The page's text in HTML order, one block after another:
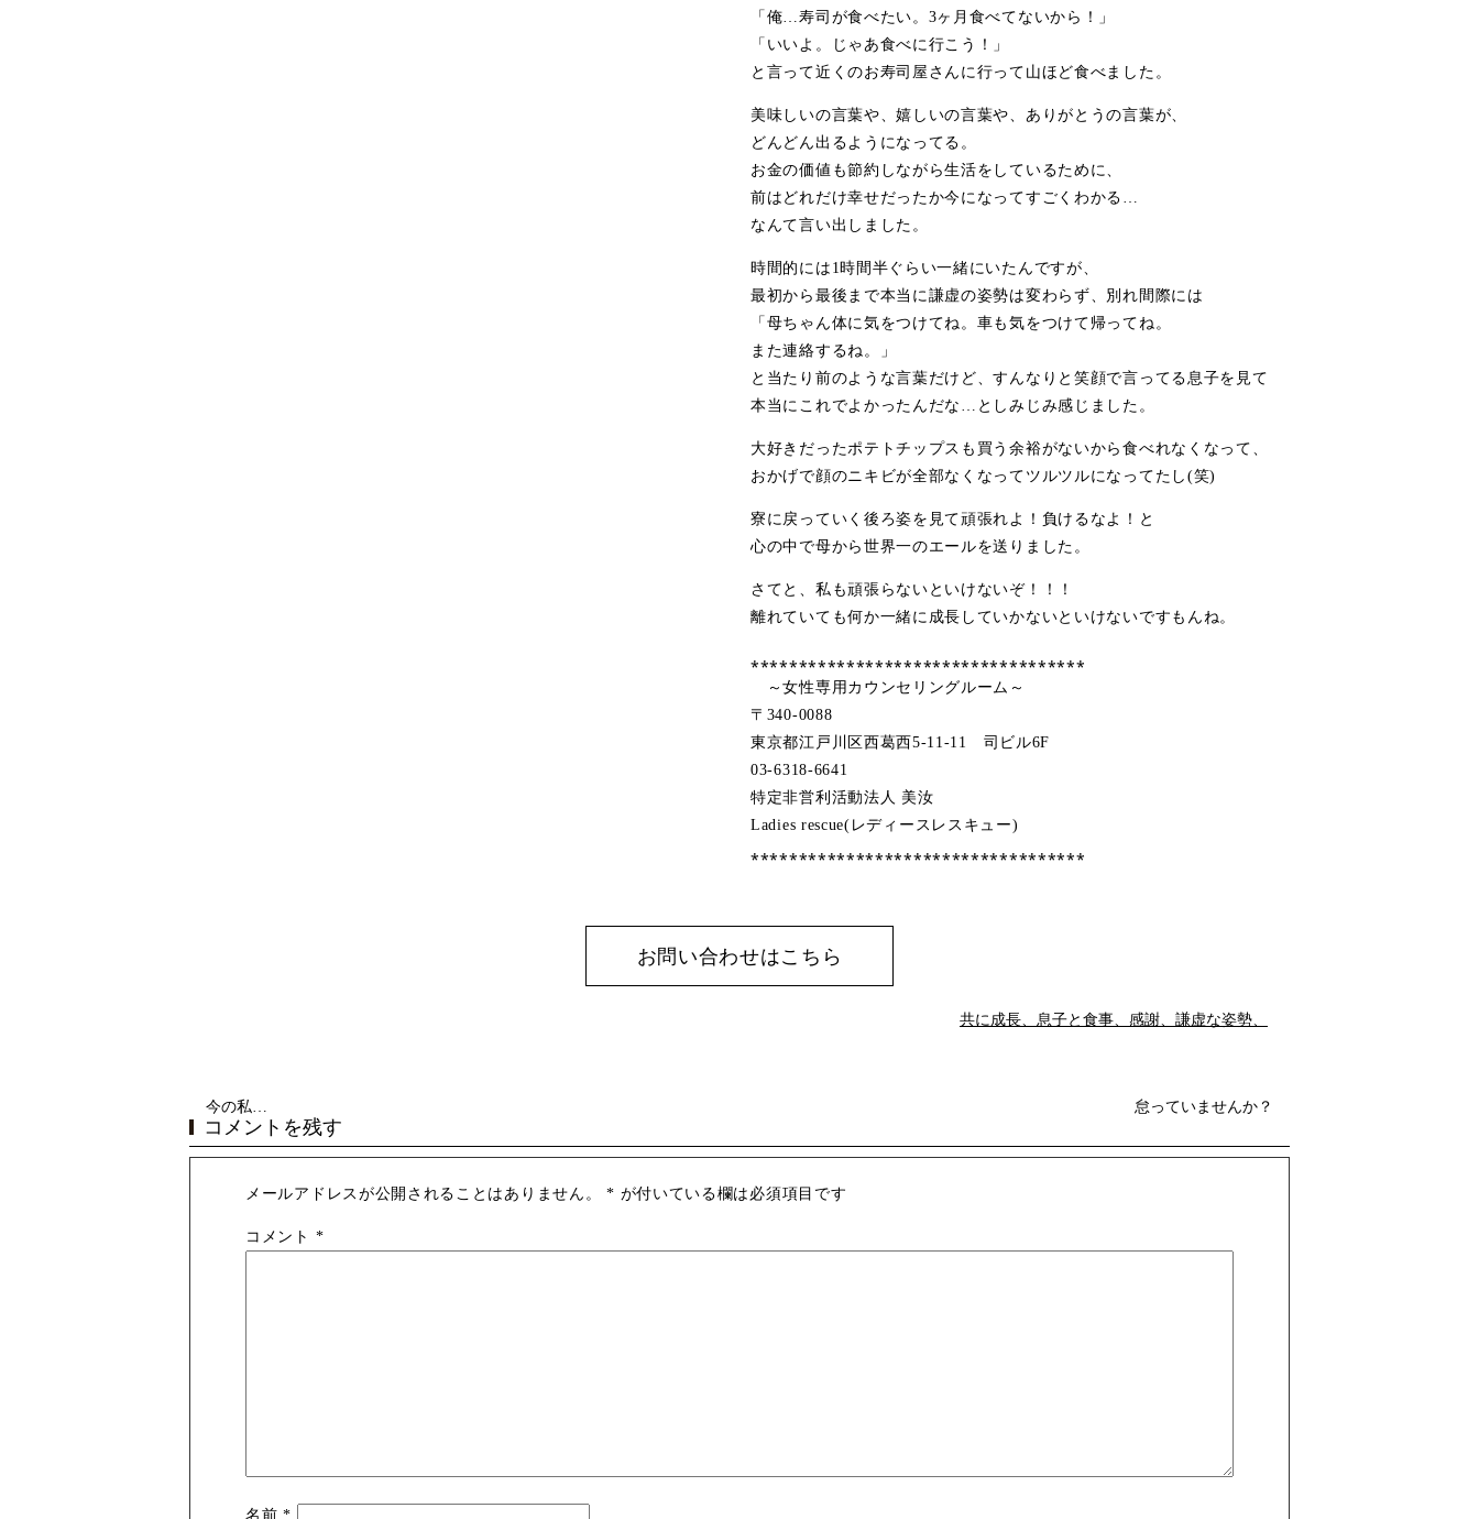
「俺…寿司が食べたい。3ヶ月食べてないから！」
「いいよ。じゃあ食べに行こう！」
と言って近くのお寿司屋さんに行って山ほど食べました。
美味しいの言葉や、嬉しいの言葉や、ありがとうの言葉が、
どんどん出るようになってる。
お金の価値も節約しながら生活をしているために、
前はどれだけ幸せだったか今になってすごくわかる…
なんて言い出しました。
時間的には1時間半ぐらい一緒にいたんですが、
最初から最後まで本当に謙虚の姿勢は変わらず、別れ間際には
「母ちゃん体に気をつけてね。車も気をつけて帰ってね。
また連絡するね。」
と当たり前のような言葉だけど、すんなりと笑顔で言ってる息子を見て
本当にこれでよかったんだな…としみじみ感じました。
大好きだったポテトチップスも買う余裕がないから食べれなくなって、
おかげで顔のニキビが全部なくなってツルツルになってたし(笑)
寮に戻っていく後ろ姿を見て頑張れよ！負けるなよ！と
心の中で母から世界一のエールを送りました。
さてと、私も頑張らないといけないぞ！！！
離れていても何か一緒に成長していかないといけないですもんね。
⁎⁎⁎⁎⁎⁎⁎⁎⁎⁎⁎⁎⁎⁎⁎⁎⁎⁎⁎⁎⁎⁎⁎⁎⁎⁎⁎⁎⁎⁎⁎⁎⁎⁎⁎
～女性専用カウンセリングルーム～
〒340-0088
東京都江戸川区西葛西5-11-11 司ビル6F
03-6318-6641
特定非営利活動法人 美汝
Ladies rescue(レディースレスキュー)
⁎⁎⁎⁎⁎⁎⁎⁎⁎⁎⁎⁎⁎⁎⁎⁎⁎⁎⁎⁎⁎⁎⁎⁎⁎⁎⁎⁎⁎⁎⁎⁎⁎⁎⁎
お問い合わせはこちら
共に成長、 息子と食事、 感謝、 謙虚な姿勢、
今の私… 怠っていませんか？
コメントを残す
メールアドレスが公開されることはありません。 * が付いている欄は必須項目です
コメント *
名前*